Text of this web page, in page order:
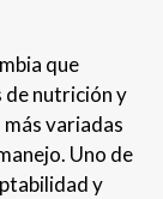
que
de nutrición y
variadas
Uno de
y